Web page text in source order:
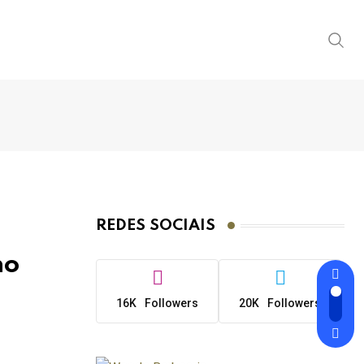
REDES SOCIAIS
16K Followers 20K Followers